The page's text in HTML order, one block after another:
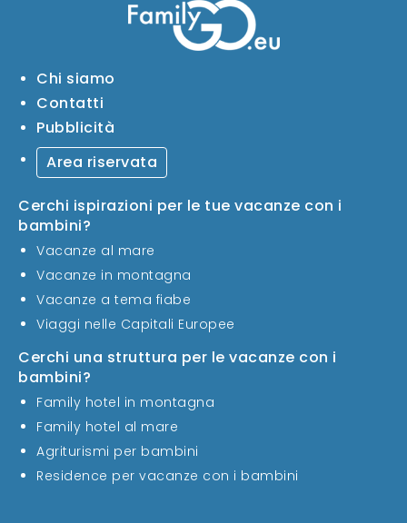
Chi siamo
Contatti
Pubblicità
Area riservata
Cerchi ispirazioni per le tue vacanze con i
bambini?
Vacanze al mare
Vacanze in montagna
Vacanze a tema fiabe
Viaggi nelle Capitali Europee
Cerchi una struttura per le vacanze con i
bambini?
Family hotel in montagna
Family hotel al mare
Agriturismi per bambini
Residence per vacanze con i bambini